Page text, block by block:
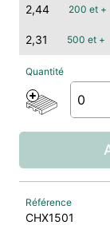
2,44 200 et +
2,31 500 et +
CHX1501